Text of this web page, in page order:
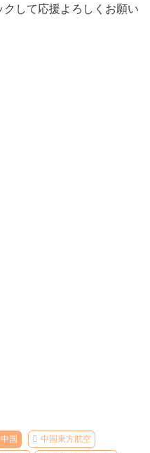
して応援よろしくお願い
中国
中国東方航空